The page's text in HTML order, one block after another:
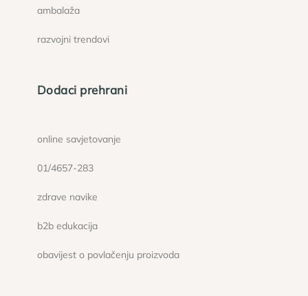
ambalaža
razvojni trendovi
Dodaci prehrani
online savjetovanje
01/4657-283
zdrave navike
b2b edukacija
obavijest o povlačenju proizvoda